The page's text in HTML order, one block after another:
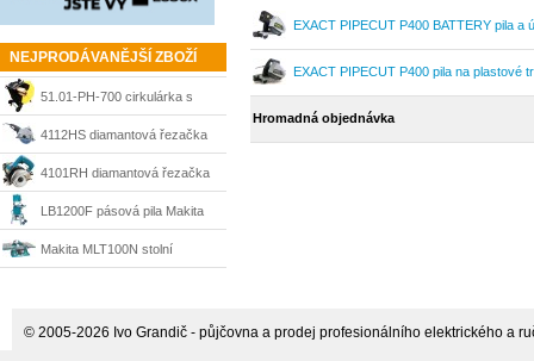
NEJPRODÁVANĚJŠÍ ZBOŽÍ
51.01-PH-700 cirkulárka s
kolébkou 4kW / max.700 mm
PROTECO
4112HS diamantová řezačka
305 mm Makita
4101RH diamantová řezačka
Makita
LB1200F pásová pila Makita
Makita MLT100N stolní
EXACT PIPECUT P400 BATTERY pila
EXACT PIPECUT P400 pila na plastové
Hromadná objednávka
© 2005-2026 Ivo Grandič - půjčovna a prodej profesionálního elektrického a